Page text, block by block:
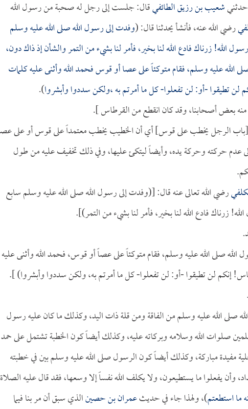
حدثنيشعيب بن رزيق الطائفيقال: جلست إلى رجل له صحبة من رسول الله
رضي الله عنه، فأنشأ يحدثنا قال: (وفدت إلى رسول الله صلى الله عليه وسلم
الله! زرناك فادع الله لنا بخير، فأمر لنا بشيء من التمر والشأن إذ ذاك دون،
صلى الله عليه وسلم، فقام متوكئاً على عصا أو قوس فحمد الله وأثنى عليه كلمات
تطيقوا -أو: لن تفعلوا- كل ما أمرتم به ،ولكن سددوا وأبشروا).
بعض أصحابنا، وقد كان انقطع من القرطاس ].
[باب الرجل يخطب على قوس] أي أن الخطيب يخطب معتمداً على قوس أو على
حركته وحركة يده، وأيضاً ليتكئ عليها، وفي ذلك تخفيف عليه من طول
رضي الله تعالى عنه قال: [(وفدت إلى رسول الله صلى الله عليه وسلم سابع
زرناك فادع الله لنا بخير، فأمر لنا بشيء من التمر)].
الله صلى الله عليه وسلم، فقام متوكئاً على عصاً أو قوس، فحمد الله وأثنى عليه
إنكم لن تطيقوا -أو: لن تفعلوا- كل ما أمرتم به، ولكن سددوا وأبشروا) ].
صلى الله عليه وسلم من الفاقة ومن قلة ذات اليد، وكذلك ما كان عليه رسول
صلوات الله وسلامه وبركاته عليه، وكذلك أيضاً كون الخطبة تشتمل على حمد
مفيدة مباركة، وكذلك أيضاً كون الرسول صلى الله عليه وسلم بين في خطبته
وأن يفعلوا ما يستطيعون، ولا يكلف الله نفساً إلا وسعها، فقد قال عليه الصلاة
ما استطعتم)، ولهذا جاء في حديثعمران بن حصينالذي سبق أن مر بنا فيما